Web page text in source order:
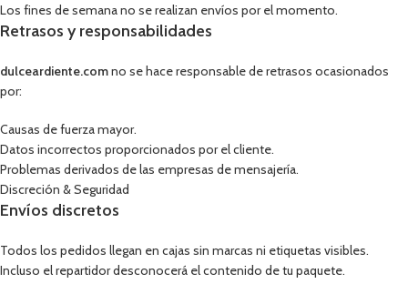
Los fines de semana no se realizan envíos por el momento.
Retrasos y responsabilidades
dulceardiente.comno se hace responsable de retrasos ocasionados
por:
Causas de fuerza mayor.
Datos incorrectos proporcionados por el cliente.
Problemas derivados de las empresas de mensajería.
Discreción & Seguridad
Envíos discretos
Todos los pedidos llegan en cajas sin marcas ni etiquetas visibles.
Incluso el repartidor desconocerá el contenido de tu paquete.